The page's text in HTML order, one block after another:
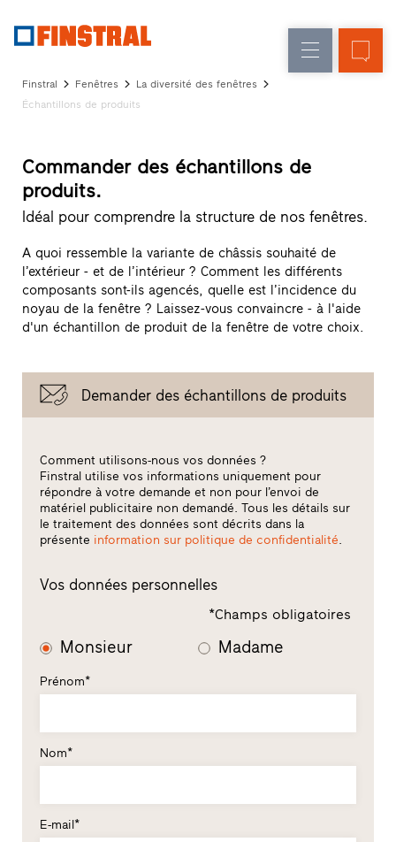
Portes
Parois
vitrées
Construction
Références
Service
partenaires
Recherche
distributeurs
Accès
rapides
Finstral Fenêtres
La diversité des fenêtres
Échantillons de produits
Commander des échantillons de
produits.
Idéal pour comprendre la structure de nos fenêtres.
A quoi ressemble la variante de châssis souhaité de
l’extérieur - et de l’intérieur ? Comment les différents
composants sont-ils agencés, quelle est l’incidence du
noyau de la fenêtre ? Laissez-vous convaincre - à l'aide
d'un échantillon de produit de la fenêtre de votre choix.
Demander des échantillons de produits
Comment utilisons-nous vos données ?
Finstral utilise vos informations uniquement pour
répondre à votre demande et non pour l’envoi de
matériel publicitaire non demandé. Tous les détails sur
le traitement des données sont décrits dans la
présente information sur politique de confidentialité.
Vos données personnelles
*Champs obligatoires
Monsieur Madame
Prénom*
Nom*
E-mail*